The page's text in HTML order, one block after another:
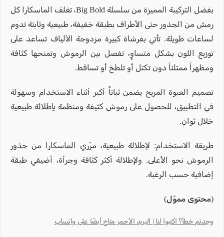
بفضل التركيبة المميزة من سلسلة Big Bold، تغلف الماسكارا كل
رمش من الجذور حتى الأطراف بطبقة خفيفة، طبيعية وثابتة تدوم
لساعات طويلة. تأتي بفرشاة كبيرة مزدوجة الألياف تساعد على
توزيع اللون بشكل متساوٍ، تفصل بين الرموش وتمنحها كثافة
ومظهراً ممتلئاً دون تكتل أو تلطخ أو تساقط.
تصميم العبوة المريح يضمن ثباتاً أكبر أثناء الاستخدام وسهولة
في التطبيق، للحصول على رموش كثيفة ومنظمة بإطلالة طبيعية
خلال ثوانٍ.
طريقة الاستخدام: لإطلالة طبيعية، مرّري الماسكارا من جذور
الرموش نحو الأعلى. ولإطلالة أكثر كثافة وجرأة، أضيفي طبقة
إضافية حسب الرغبة.
(محتوى مموّل)
وجدتم خطأ؟ اكتبوا لنا | البريد الأحمر متاح أيضًا على واتساب